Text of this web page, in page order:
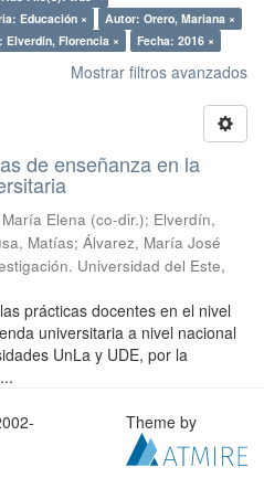
Educación ×
Autor: Orero, Mariana ×
Elverdín, Florencia × Fecha: 2016 ×
Mostrar filtros avanzados
de enseñanza en la
Elena (co-dir.); Elverdín,
Matías; Álvarez, María José
Universidad del Este,
prácticas docentes en el nivel
universitaria a nivel nacional
UnLa y UDE, por la
Theme by